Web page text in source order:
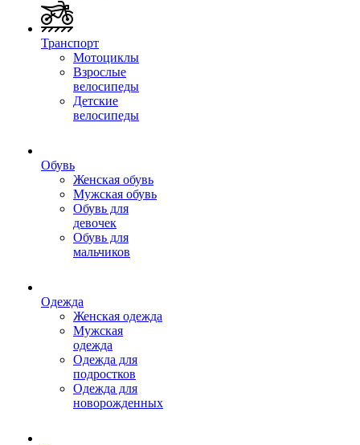
Транспорт
Мотоциклы
Взрослые
велосипеды
Детские
велосипеды
Обувь
Женская обувь
Мужская обувь
Обувь для
девочек
Обувь для
мальчиков
Одежда
Женская одежда
Мужская
одежда
Одежда для
подростков
Одежда для
новорожденных